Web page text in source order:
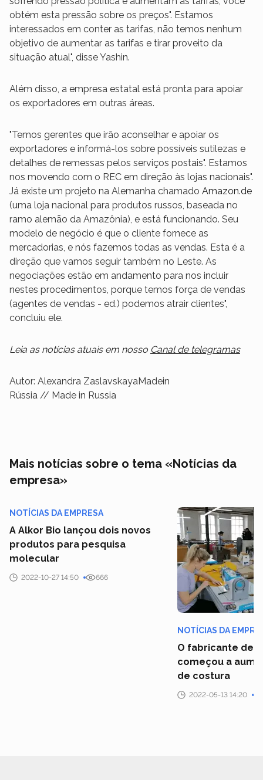
obtém esta pressão sobre os preços". Estamos
interessados em conter as tarifas, não temos nenhum
objetivo de aumentar as tarifas e tirar proveito da
situação atual", disse Yashin.
Além disso, a empresa estatal está pronta para apoiar
os exportadores em outras áreas.
"Temos gerentes que irão aconselhar e apoiar os
exportadores e informá-los sobre possíveis sutilezas e
detalhes de remessas pelos serviços postais". Estamos
nos movendo com o REC em direção às lojas nacionais".
Já existe um projeto na Alemanha chamado Amazon.de
(uma loja nacional para produtos russos, baseada no
ramo alemão da Amazônia), e está funcionando. Seu
modelo de negócio é que o cliente fornece as
mercadorias, e nós fazemos todas as vendas. Esta é a
direção que vamos seguir também no Leste. As
negociações estão em andamento para nos incluir
nestes procedimentos, porque temos força de vendas
(agentes de vendas - ed.) podemos atrair clientes",
concluiu ele.
Leia as notícias atuais em nosso Canal de telegramas
Autor: Alexandra ZaslavskayaMadein
Rússia // Made in Russia
Mais notícias sobre o tema «Notícias da
empresa»
NOTÍCIAS DA EMPRESA
A Alkor Bio lançou dois novos
produtos para pesquisa
molecular
2022-10-27 14:50 666
NOTÍCIAS DA
O fabricante de
começou a
de costura
2022-05-13 14:20